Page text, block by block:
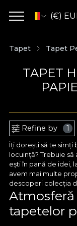
(€)
Tapet Tapet
TAPET
Refine by 1
Îți dorești să te simți
locuință? Trebuie
ești în pană de idei,
avem mai multe
descoperi colecția
tapetelor